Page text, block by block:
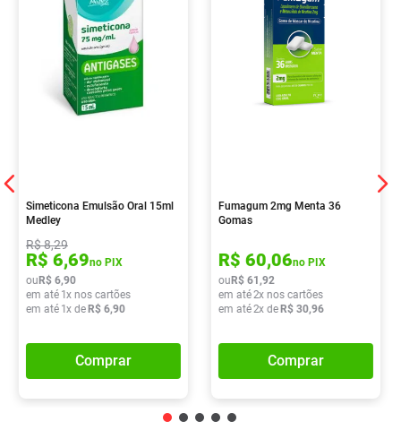
Simeticona Emulsão Oral 15ml
Medley
R$8,29
R$ 6,69no PIX
ou R$ 6,90
em até 1x nos cartões
em até 1x de R$ 6,90
Comprar
Fumagum 2mg Menta 36
Gomas
R$ 60,06no PIX
ou R$ 61 ,92
em até2x nos cartões
em até2x de R$ 30,96
Comprar